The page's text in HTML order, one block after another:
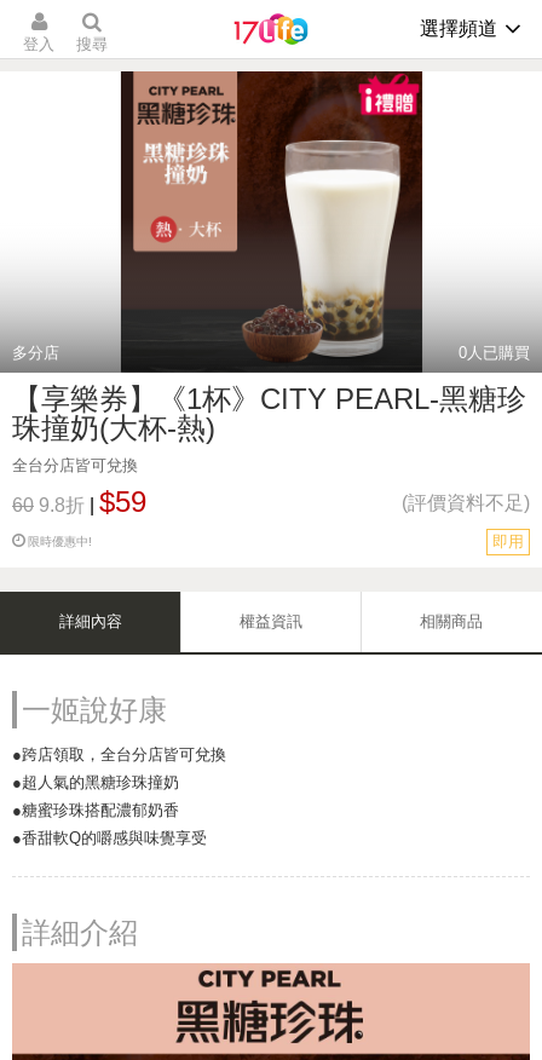
登入 搜尋
選擇頻道
多分店 0人已購買
【享樂券】《1杯》CITY PEARL-黑糖珍
珠撞奶(大杯-熱)
全台分店皆可兌換
60 9.8折 $59 (評價資料不足)
限時優惠中! 即用
詳細內容 權益資訊 相關商品
一姬說好康
●跨店領取，全台分店皆可兌換
●超人氣的黑糖珍珠撞奶
●糖蜜珍珠搭配濃郁奶香
●香甜軟Q的嚼感與味覺享受
詳細介紹